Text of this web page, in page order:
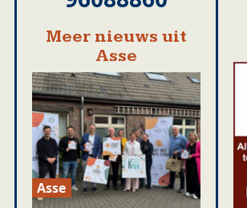
Meer nieuws uit
Asse
Asse